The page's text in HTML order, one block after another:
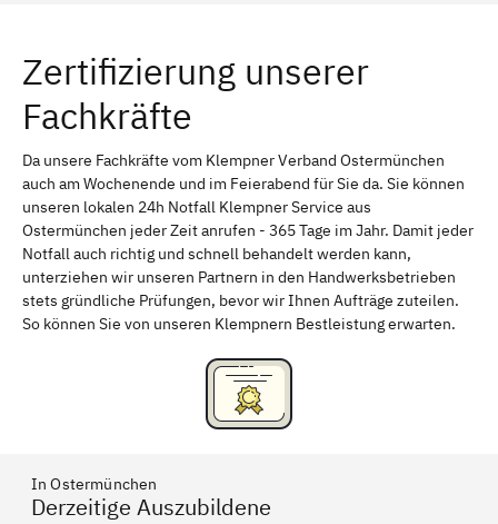
Erlangen Bamberg
Bayreuth
Schweinfurt Passau
Freising Rudelsdorf, Mittelfranken
Zertifizierung unserer
Fachkräfte
Da unsere Fachkräfte vom Klempner Verband Ostermünchen
auch am Wochenende und im Feierabend für Sie da. Sie können
unseren lokalen 24h Notfall Klempner Service aus
Ostermünchen jeder Zeit anrufen - 365 Tage im Jahr. Damit jeder
Notfall auch richtig und schnell behandelt werden kann,
unterziehen wir unseren Partnern in den Handwerksbetrieben
stets gründliche Prüfungen, bevor wir Ihnen Aufträge zuteilen.
So können Sie von unseren Klempnern Bestleistung erwarten.
In Ostermünchen
Derzeitige Auszubildene